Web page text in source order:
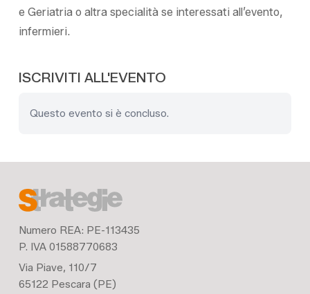
e Geriatria o altra specialità se interessati all’evento,
infermieri.
ISCRIVITI ALL'EVENTO
Questo evento si è concluso.
Numero REA: PE-113435
P. IVA 01588770683
Via Piave, 110/7
65122 Pescara (PE)